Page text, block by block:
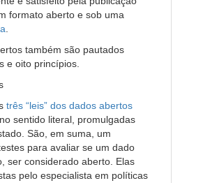
formato aberto e sob uma
também são pautados
e oito princípios.
três “leis” dos dados abertos
sentido literal, promulgadas
São, em suma, um
para avaliar se um dado
ser considerado aberto. Elas
pelo especialista em políticas